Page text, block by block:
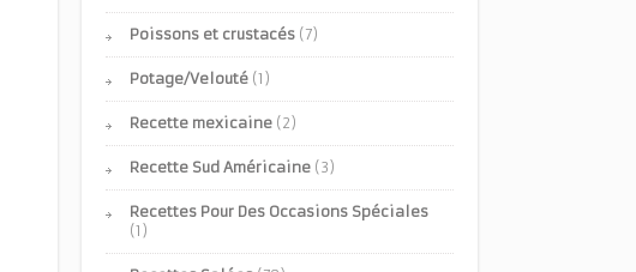
Poissons et crustacés (7)
Potage/Velouté (1)
Recette mexicaine (2)
Recette Sud Américaine (3)
Recettes Pour Des Occasions Spéciales
(1)